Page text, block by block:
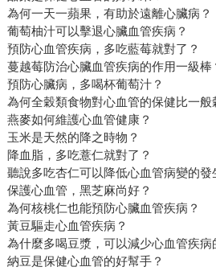
為何一天一蘋果，有助於遠離心臟病？
葡萄柚汁可以擊退心臟血管疾病？
預防心血管疾病，多吃藍莓就對了？
蔓越莓防治心臟血管疾病的作用一級棒
預防心臟病，多喝杯葡萄汁？
為何全穀類食物對心血管的保健比一般
燕麥如何維護心血管健康？
玉米是天然的降之時物？
降血脂，多吃薏仁就對了？
聽說多吃杏仁可以降低心血管病變的發
保護心血管，黑芝麻尚好？
為何核桃仁也能預防心臟血管疾病？
黃豆驅走心血管疾病？
為什麼多喝豆漿，可以減少心血管疾病
納豆是保健心血管的好幫手？